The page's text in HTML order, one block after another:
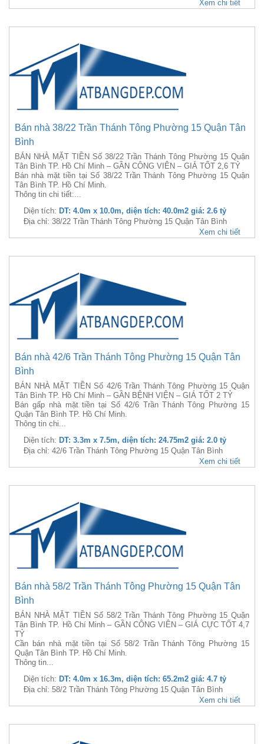
Xem chi tiết
Bán nhà 38/22 Trần Thánh Tông Phường 15 Quận Tân
Bình
BÁN NHÀ MẶT TIỀN Số 38/22 Trần Thánh Tông Phường 15 Quận
Tân Bình TP. Hồ Chí Minh – GẦN CÔNG VIÊN – GIÁ TỐT 2,6 TỶ
Bán nhà mặt tiền tại Số 38/22 Trần Thánh Tông Phường 15 Quận
Tân Bình TP. Hồ Chí Minh.
Thông tin chi tiết:...
Diện tích: DT: 4.0m x 10.0m, diện tích: 40.0m2 giá: 2.6 tỷ
Địa chỉ: 38/22 Trần Thánh Tông Phường 15 Quận Tân Bình
Xem chi tiết
Bán nhà 42/6 Trần Thánh Tông Phường 15 Quận Tân
Bình
BÁN NHÀ MẶT TIỀN Số 42/6 Trần Thánh Tông Phường 15 Quận
Tân Bình TP. Hồ Chí Minh – GẦN BỆNH VIỆN – GIÁ TỐT 2 TỶ
Bán gấp nhà mặt tiền tại Số 42/6 Trần Thánh Tông Phường 15
Quận Tân Bình TP. Hồ Chí Minh.
Thông tin chi...
Diện tích: DT: 3.3m x 7.5m, diện tích: 24.75m2 giá: 2.0 tỷ
Địa chỉ: 42/6 Trần Thánh Tông Phường 15 Quận Tân Bình
Xem chi tiết
Bán nhà 58/2 Trần Thánh Tông Phường 15 Quận Tân
Bình
BÁN NHÀ MẶT TIỀN Số 58/2 Trần Thánh Tông Phường 15 Quận
Tân Bình TP. Hồ Chí Minh – GẦN CÔNG VIÊN – GIÁ CỰC TỐT 4,7
TỶ
Cần bán nhà mặt tiền tại Số 58/2 Trần Thánh Tông Phường 15
Quận Tân Bình TP. Hồ Chí Minh.
Thông tin...
Diện tích: DT: 4.0m x 16.3m, diện tích: 65.2m2 giá: 4.7 tỷ
Địa chỉ: 58/2 Trần Thánh Tông Phường 15 Quận Tân Bình
Xem chi tiết